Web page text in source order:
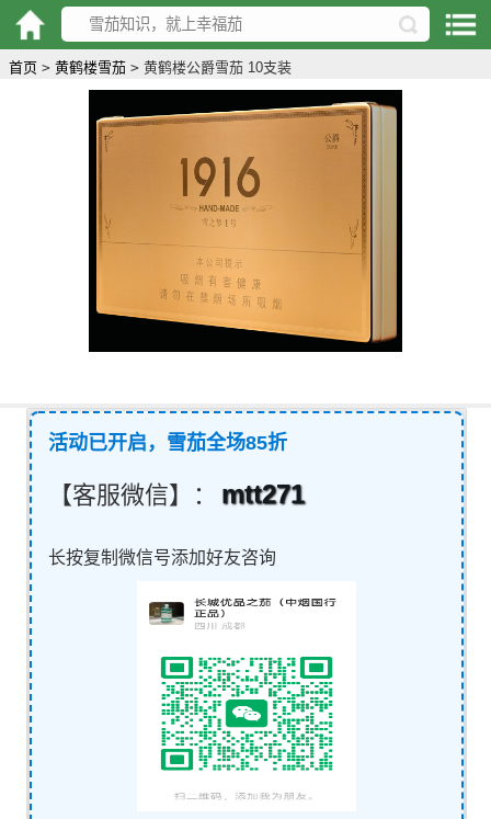
首页 > 黄鹤楼雪茄 > 黄鹤楼公爵雪茄 10支装
活动已开启，雪茄全场85折
【客服微信】： mtt271
长按复制微信号添加好友咨询